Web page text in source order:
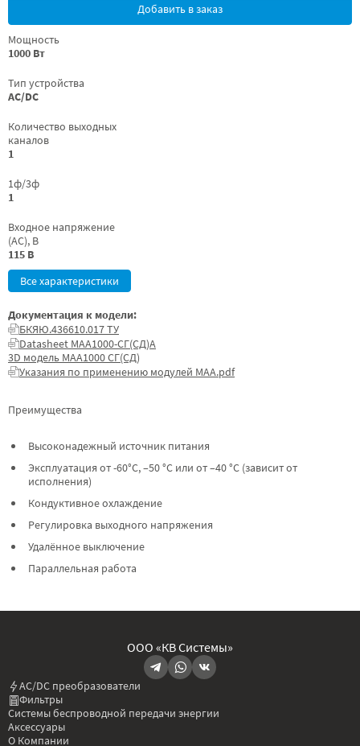
Добавить в заказ
Мощность
1000 Вт
Тип устройства
AC/DC
Количество выходных
каналов
1
1ф/3ф
1
Входное напряжение
(AC), В
115 В
Все характеристики
Преимущества
Высоконадежный источник питания
Эксплуатация от -60°C, –50 °C или от –40 °C (зависит от
исполнения)
Кондуктивное охлаждение
Регулировка выходного напряжения
Удалённое выключение
Параллельная работа
Документация к модели:
БКЯЮ.436610.017 ТУ
Datasheet МАА1000-СГ(СД)А
3D модель МАА1000 СГ(СД)
Указания по применению модулей МАА.pdf
ООО «КВ Системы»
AC/DC преобразователи
Фильтры
Системы беспроводной передачи энергии
Аксессуары
О Компании